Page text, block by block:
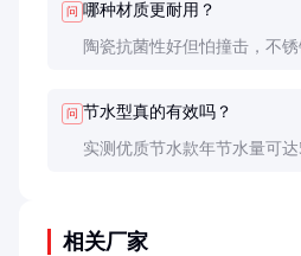
问 哪种材质更耐用？
陶瓷抗菌性好但怕撞击，不
问 节水型真的有效吗？
实测优质节水款年节水量可
相关厂家